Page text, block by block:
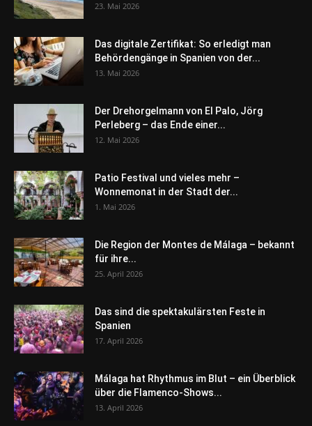
23. Mai 2026
Das digitale Zertifikat: So erledigt man
Behördengänge in Spanien von der...
13. Mai 2026
Der Drehorgelmann von El Palo, Jörg
Perleberg – das Ende einer...
12. Mai 2026
Patio Festival und vieles mehr –
Wonnemonat in der Stadt der...
1. Mai 2026
Die Region der Montes de Málaga – bekannt
für ihre...
25. April 2026
Das sind die spektakulärsten Feste in
Spanien
17. April 2026
Málaga hat Rhythmus im Blut – ein Überblick
über die Flamenco-Shows...
13. April 2026